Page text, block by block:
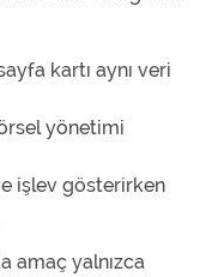
kartı aynı veri
yönetimi
işlev gösterirken
amaç yalnızca